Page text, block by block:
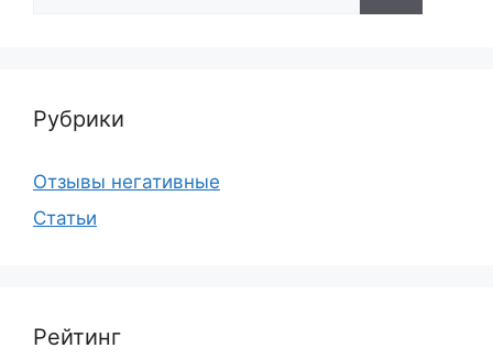
Рубрики
Отзывы негативные
Статьи
Рейтинг